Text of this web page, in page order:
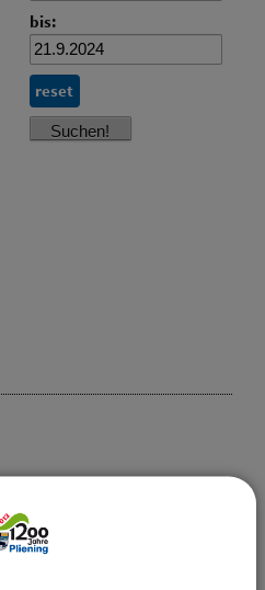
bis:
reset
für junge Leute
speziell für junge